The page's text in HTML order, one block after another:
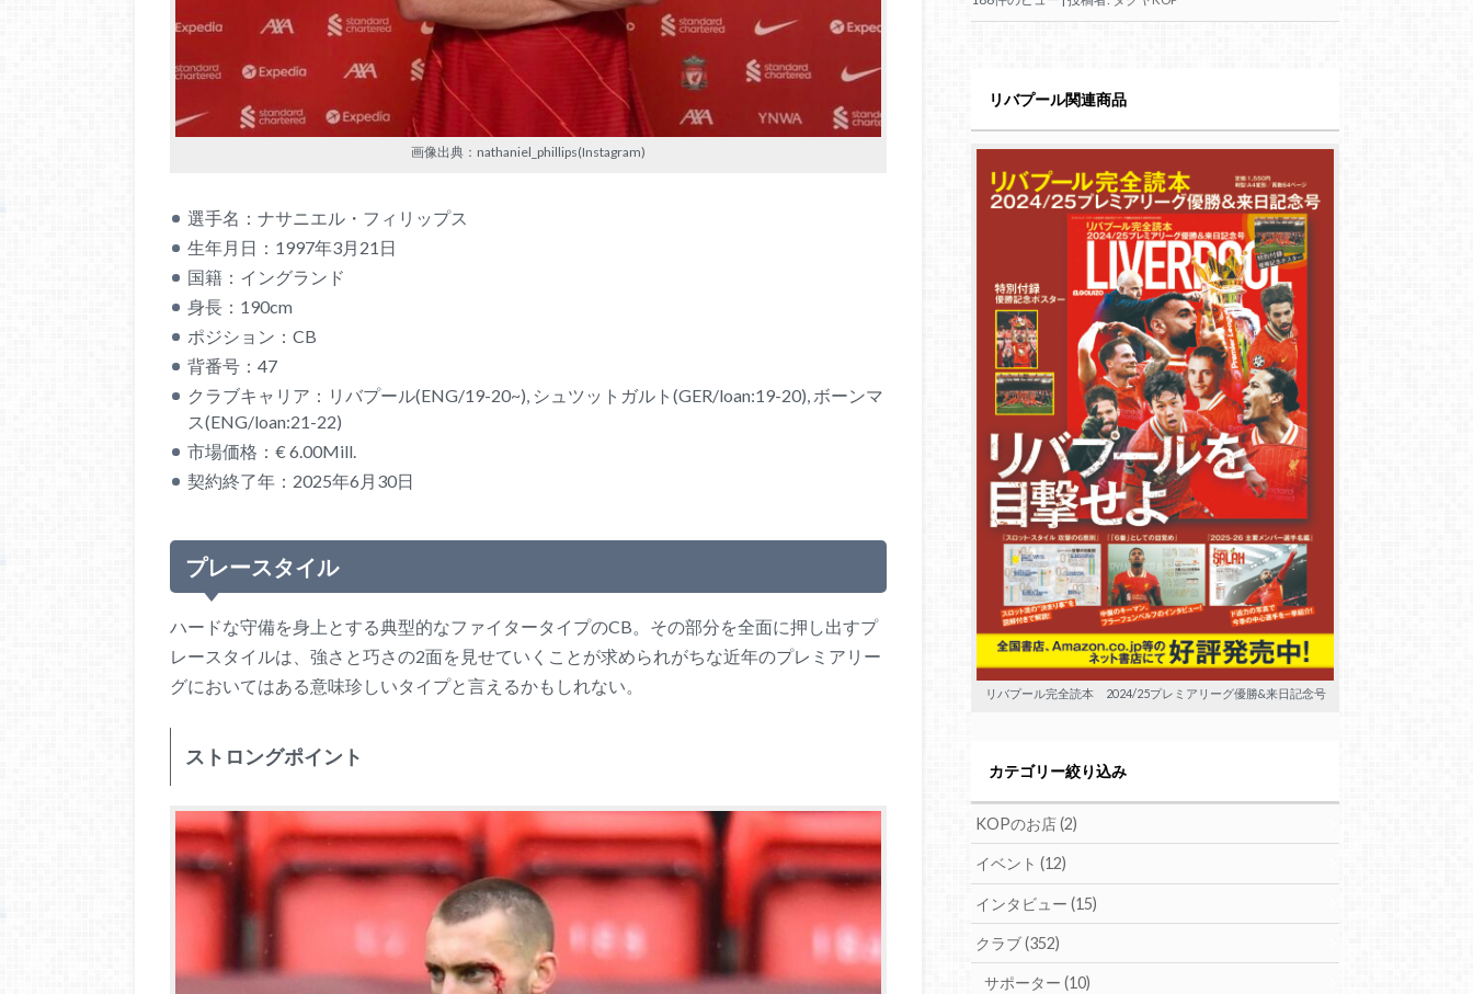
画像出典：nathaniel_phillips(Instagram)
選手名：ナサニエル・フィリップス
生年月日：1997年3月21日
国籍：イングランド
身長：190cm
ポジション：CB
背番号：47
クラブキャリア：リバプール(ENG/19-20~), シュツットガルト(GER/loan:19-20), ボーンマ
ス(ENG/loan:21-22)
市場価格：€ 6.00Mill.
契約終了年：2025年6月30日
プレースタイル
ハードな守備を身上とする典型的なファイタータイプのCB。その部分を全面に押し出すプ
レースタイルは、強さと巧さの2面を見せていくことが求められがちな近年のプレミアリー
グにおいてはある意味珍しいタイプと言えるかもしれない。
ストロングポイント
リバプール関連商品
リバプール完全読本 2024/25プレミアリーグ優勝&来日記念号
カテゴリー絞り込み
KOPのお店(2)
イベント(12)
インタビュー(15)
クラブ(352)
サポーター (10)